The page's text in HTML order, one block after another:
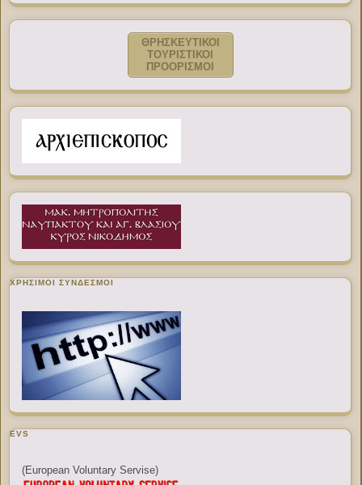
ΘΡΗΣΚΕΥΤΙΚΟΙ
ΤΟΥΡΙΣΤΙΚΟΙ
ΠΡΟΟΡΙΣΜΟΙ
ΧΡΉΣΙΜΟΙ ΣΎΝΔΕΣΜΟΙ
EVS
(European Voluntary Servise)